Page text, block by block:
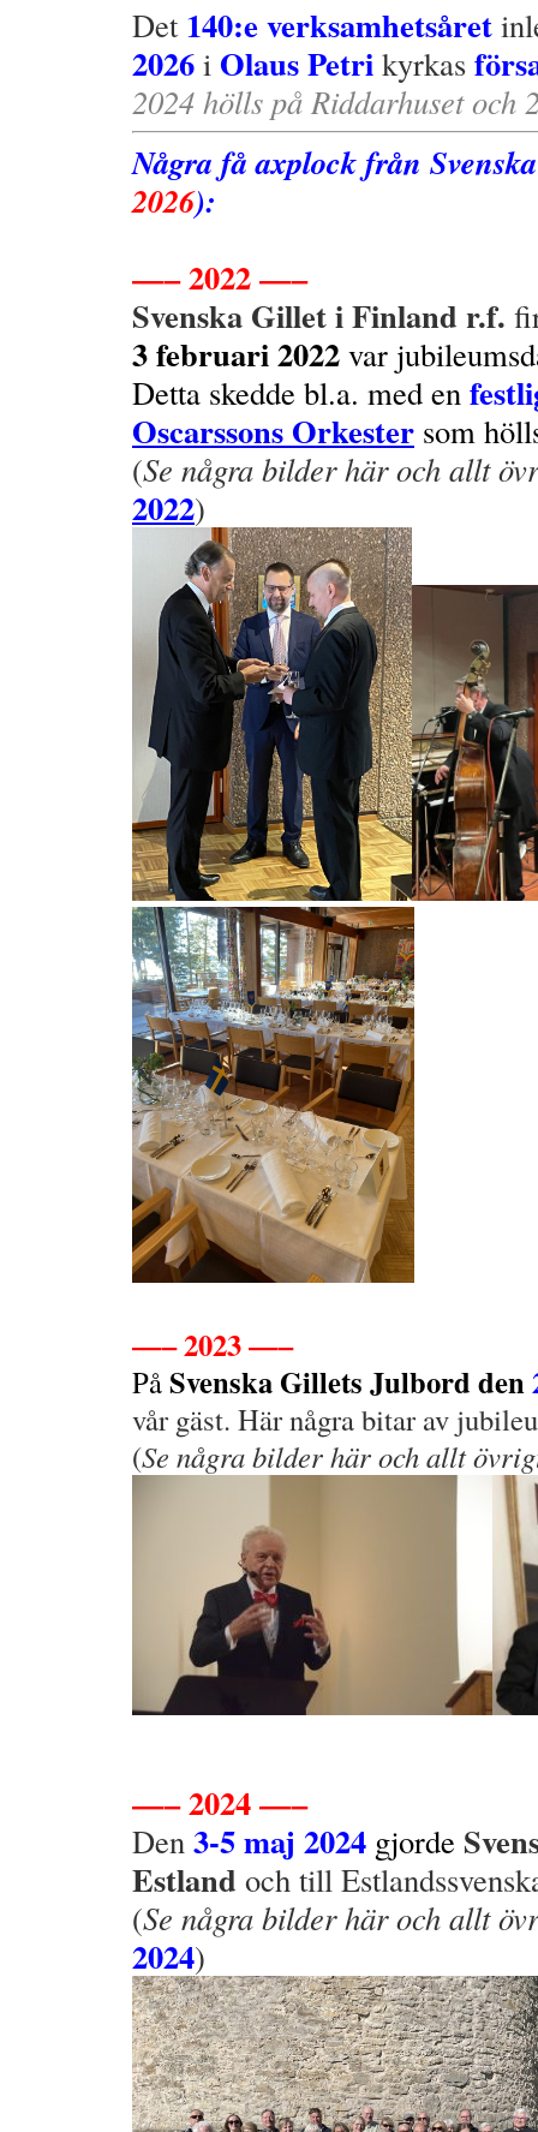
Det 140:e verksamhetsåret
2026 i Olaus Petri kyrkas
2024 hölls på Riddarhuset och
Några få axplock från
2026):
—– 2022 —–
Svenska Gillet i Finland r.f.
3 februari 2022 var
Detta skedde bl.a. med en
Oscarssons Orkester som
(Se några bilder här och allt
2022)
—– 2023 —–
PåSvenska Gillets Julbord den
vår gäst. Här några bitar av
(Se några bilder här och allt
—– 2024 —–
Den 3-5 maj 2024 gjorde
Estland och till
(Se några bilder här och allt
2024)